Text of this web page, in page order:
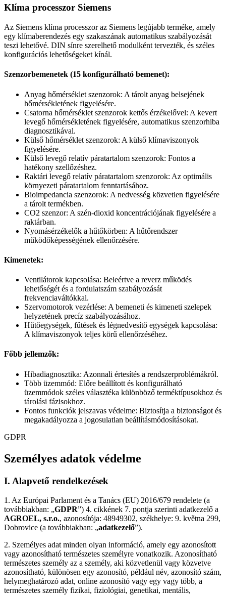
Klíma processzor Siemens
Az Siemens klíma processzor az Siemens legújabb terméke, amely
egy klímaberendezés egy szakaszának automatikus szabályozását
teszi lehetővé. DIN sínre szerelhető modulként tervezték, és széles
konfigurációs lehetőségeket kínál.
Szenzorbemenetek (15 konfigurálható bemenet):
Anyag hőmérséklet szenzorok: A tárolt anyag belsejének
hőmérsékletének figyelésére.
Csatorna hőmérséklet szenzorok kettős érzékelővel: A kevert
levegő hőmérsékletének figyelésére, automatikus szenzorhiba
diagnosztikával.
Külső hőmérséklet szenzorok: A külső klímaviszonyok
figyelésére.
Külső levegő relatív páratartalom szenzorok: Fontos a
hatékony szellőzéshez.
Raktári levegő relatív páratartalom szenzorok: Az optimális
környezeti páratartalom fenntartásához.
Bioimpedancia szenzorok: A nedvesség közvetlen figyelésére
a tárolt termékben.
CO2 szenzor: A szén-dioxid koncentrációjának figyelésére a
raktárban.
Nyomásérzékelők a hűtőkörben: A hűtőrendszer
működőképességének ellenőrzésére.
Kimenetek:
Ventilátorok kapcsolása: Beleértve a reverz működés
lehetőségét és a fordulatszám szabályozását
frekvenciaváltókkal.
Szervomotorok vezérlése: A bemeneti és kimeneti szelepek
helyzetének precíz szabályozásához.
Hűtőegységek, fűtések és légnedvesítő egységek kapcsolása:
A klímaviszonyok teljes körű ellenőrzéséhez.
Főbb jellemzők:
Hibadiagnosztika: Azonnali értesítés a rendszerproblémákról.
Több üzemmód: Előre beállított és konfigurálható
üzemmódok széles választéka különböző terméktípusokhoz és
tárolási fázisokhoz.
Fontos funkciók jelszavas védelme: Biztosítja a biztonságot és
megakadályozza a jogosulatlan beállításmódosításokat.
GDPR
Személyes adatok védelme
I. Alapvető rendelkezések
1. Az Európai Parlament és a Tanács (EU) 2016/679 rendelete (a
továbbiakban: „GDPR”) 4. cikkének 7. pontja szerinti adatkezelő a
AGROEL, s.r.o., azonosítója: 48949302, székhelye: 9. května 299,
Dobrovice (a továbbiakban: „adatkezelő”).
2. Személyes adat minden olyan információ, amely egy azonosított
vagy azonosítható természetes személyre vonatkozik. Azonosítható
természetes személy az a személy, aki közvetlenül vagy közvetve
azonosítható, különösen egy azonosító, például név, azonosító szám,
helymeghatározó adat, online azonosító vagy egy vagy több, a
természetes személy fizikai, fiziológiai, genetikai, mentális,